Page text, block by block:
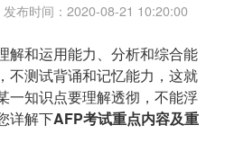
发布时间：2020-08-21 10:20:00
和运用能力、分析和综合能
不测试背诵和记忆能力，这就
一知识点要理解透彻，不能浮
详解下AFP考试重点内容及重